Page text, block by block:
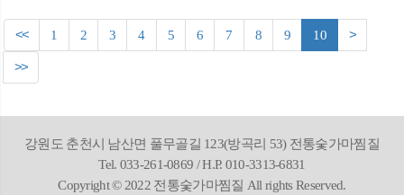
<< 1 2 3 4 5 6 7 8 9 10 >
>>
강원도 춘천시 남산면 풀무골길 123(방곡리 53) 전통숯가마찜질
Tel. 033-261-0869 / H.P. 010-3313-6831
Copyright © 2022 전통숯가마찜질 All rights Reserved.